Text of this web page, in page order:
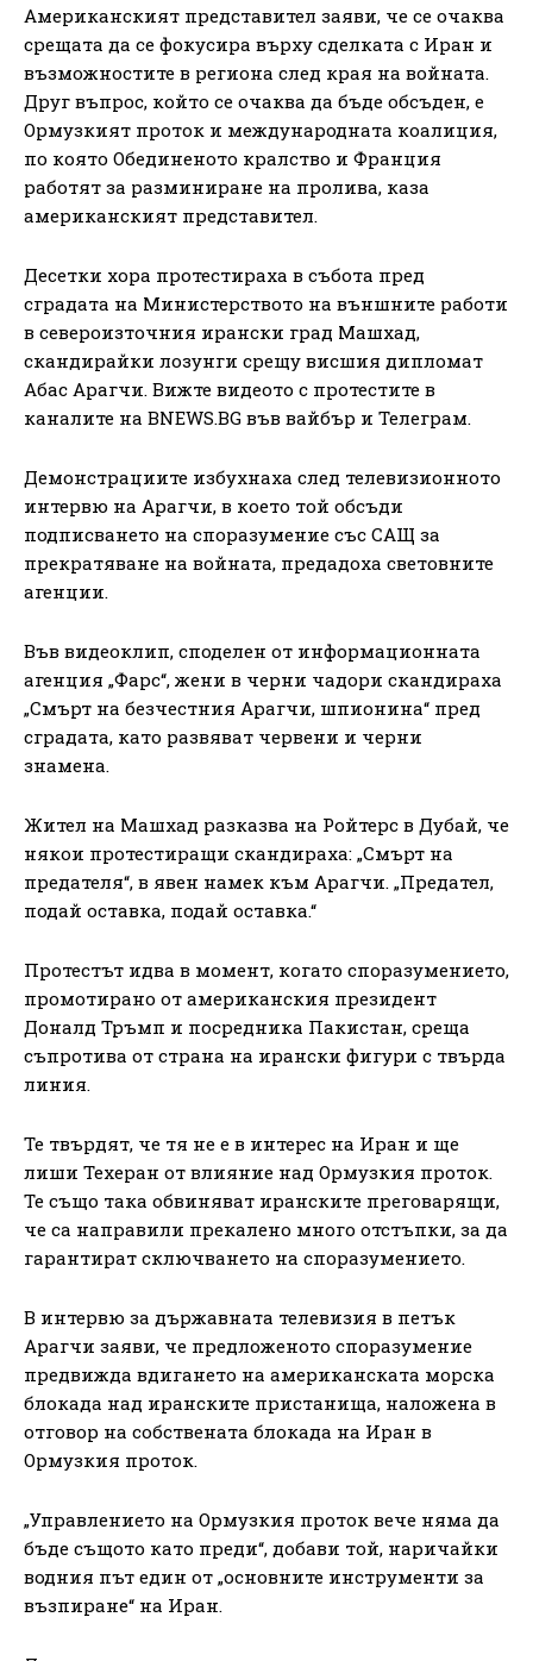
Американският представител заяви, че се очаква
срещата да се фокусира върху сделката с Иран и
възможностите в региона след края на войната.
Друг въпрос, който се очаква да бъде обсъден, е
Ормузкият проток и международната коалиция,
по която Обединеното кралство и Франция
работят за разминиране на пролива, каза
американският представител.
Десетки хора протестираха в събота пред
сградата на Министерството на външните работи
в североизточния ирански град Машхад,
скандирайки лозунги срещу висшия дипломат
Абас Арагчи. Вижте видеото с протестите в
каналите на BNEWS.BG във вайбър и Телеграм.
Демонстрациите избухнаха след телевизионното
интервю на Арагчи, в което той обсъди
подписването на споразумение със САЩ за
прекратяване на войната, предадоха световните
агенции.
Във видеоклип, споделен от информационната
агенция „Фарс“, жени в черни чадори скандираха
„Смърт на безчестния Арагчи, шпионина“ пред
сградата, като развяват червени и черни
знамена.
Жител на Машхад разказва на Ройтерс в Дубай, че
някои протестиращи скандираха: „Смърт на
предателя“, в явен намек към Арагчи. „Предател,
подай оставка, подай оставка.“
Протестът идва в момент, когато споразумението,
промотирано от американския президент
Доналд Тръмп и посредника Пакистан, среща
съпротива от страна на ирански фигури с твърда
линия.
Те твърдят, че тя не е в интерес на Иран и ще
лиши Техеран от влияние над Ормузкия проток.
Те също така обвиняват иранските преговарящи,
че са направили прекалено много отстъпки, за да
гарантират сключването на споразумението.
В интервю за държавната телевизия в петък
Арагчи заяви, че предложеното споразумение
предвижда вдигането на американската морска
блокада над иранските пристанища, наложена в
отговор на собствената блокада на Иран в
Ормузкия проток.
„Управлението на Ормузкия проток вече няма да
бъде същото като преди“, добави той, наричайки
водния път един от „основните инструменти за
възпиране“ на Иран.